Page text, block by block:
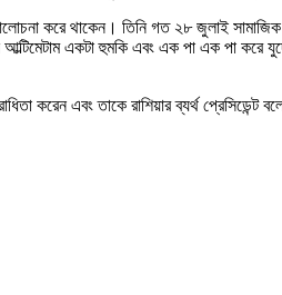
করে থাকেন। তিনি গত ২৮ জুলাই
একটা হুমকি এবং এক পা এক পা করে
করেন এবং তাকে রাশিয়ার ব্যর্থ প্রেসিডেন্ট